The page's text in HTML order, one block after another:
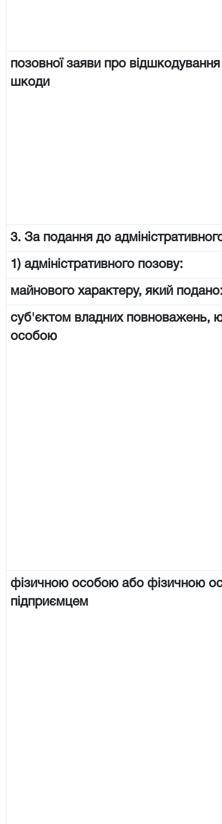
позовної заяви про
шкоди
3. За подання до
1) адміністративного позову:
майнового характеру, який
суб'єктом владних повноважень,
особою
фізичною особою або фізичною
підприємцем